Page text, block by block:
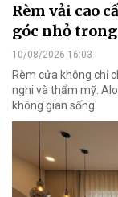
Rèm vải cao
góc nhỏ
10/08/2026 16:03
Rèm cửa không chỉ
nghi và thẩm mỹ.
không gian sống